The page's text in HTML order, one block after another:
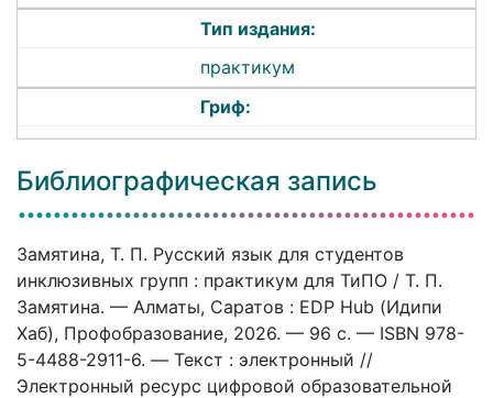
Тип издания:
практикум
Гриф:
Библиографическая запись
Замятина, Т. П. Русский язык для студентов
инклюзивных групп : практикум для ТиПО / Т. П.
Замятина. — Алматы, Саратов : EDP Hub (Идипи
Хаб), Профобразование, 2026. — 96 c. — ISBN 978-
5-4488-2911-6. — Текст : электронный //
Электронный ресурс цифровой образовательной